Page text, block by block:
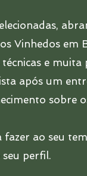
Vinhedos em
e muita
após um
sobre
ao seu
seu perfil.